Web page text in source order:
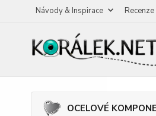
Návody & Inspirace Recenze
OCELOVÉ